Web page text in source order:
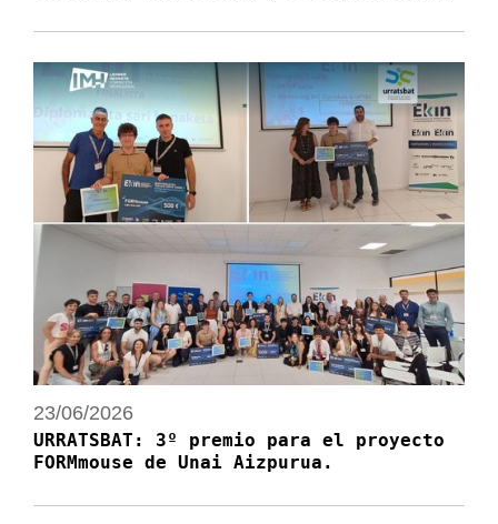
23/06/2026
URRATSBAT: 3º premio para el proyecto
FORMmouse de Unai Aizpurua.